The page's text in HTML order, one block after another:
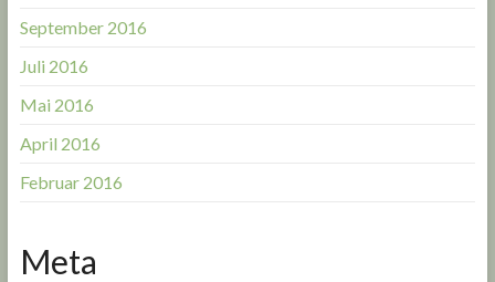
September 2016
Juli 2016
Mai 2016
April 2016
Februar 2016
Meta